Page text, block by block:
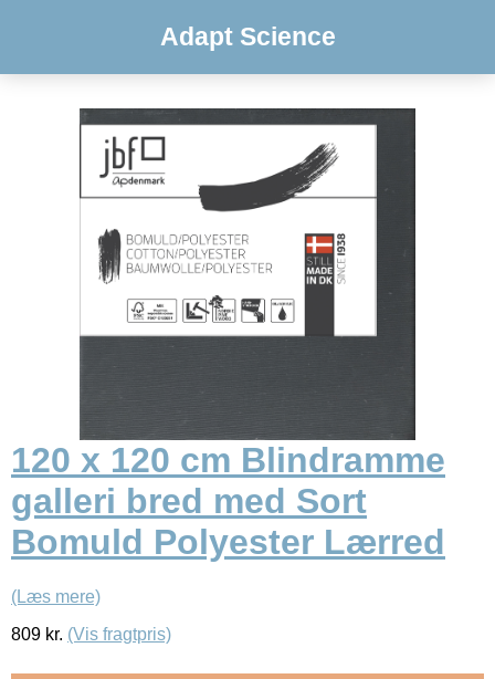
Adapt Science
120 x 120 cm Blindramme
galleri bred med Sort
Bomuld Polyester Lærred
(Læs mere)
809 kr. (Vis fragtpris)